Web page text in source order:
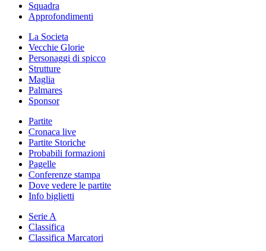
Squadra
Approfondimenti
La Societa
Vecchie Glorie
Personaggi di spicco
Strutture
Maglia
Palmares
Sponsor
Partite
Cronaca live
Partite Storiche
Probabili formazioni
Pagelle
Conferenze stampa
Dove vedere le partite
Info biglietti
Serie A
Classifica
Classifica Marcatori